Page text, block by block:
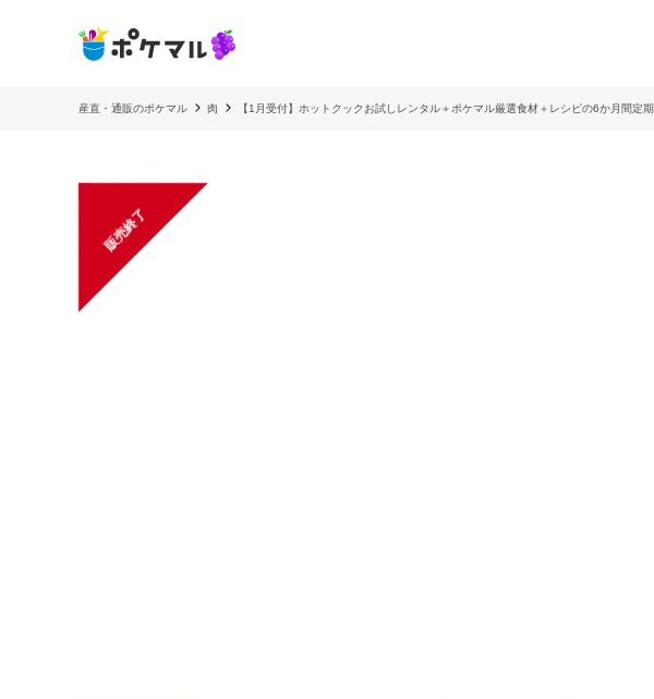
産直・通販のポケマル 肉 【1月受付】ホットクックお試しレンタル＋ポケマル厳選食材＋レシピの6か月間定期
販売終了